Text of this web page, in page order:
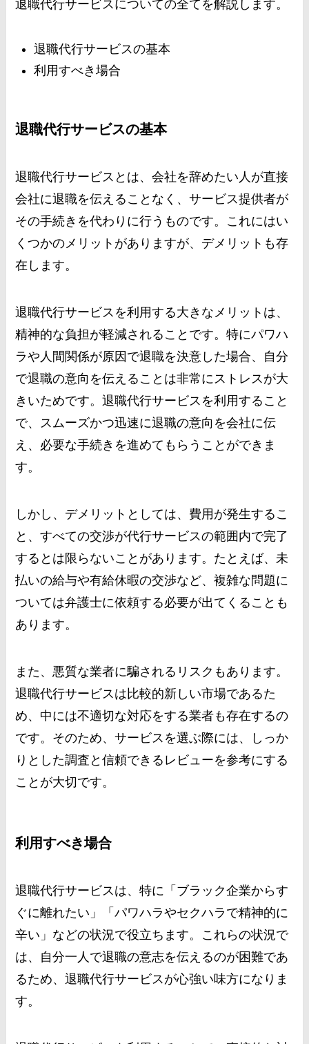
退職代行サービスについての全てを解説します。
退職代行サービスの基本
利用すべき場合
退職代行サービスの基本
退職代行サービスとは、会社を辞めたい人が直接
会社に退職を伝えることなく、サービス提供者が
その手続きを代わりに行うものです。これにはい
くつかのメリットがありますが、デメリットも存
在します。
退職代行サービスを利用する大きなメリットは、
精神的な負担が軽減されることです。特にパワハ
ラや人間関係が原因で退職を決意した場合、自分
で退職の意向を伝えることは非常にストレスが大
きいためです。退職代行サービスを利用すること
で、スムーズかつ迅速に退職の意向を会社に伝
え、必要な手続きを進めてもらうことができま
す。
しかし、デメリットとしては、費用が発生するこ
と、すべての交渉が代行サービスの範囲内で完了
するとは限らないことがあります。たとえば、未
払いの給与や有給休暇の交渉など、複雑な問題に
ついては弁護士に依頼する必要が出てくることも
あります。
また、悪質な業者に騙されるリスクもあります。
退職代行サービスは比較的新しい市場であるた
め、中には不適切な対応をする業者も存在するの
です。そのため、サービスを選ぶ際には、しっか
りとした調査と信頼できるレビューを参考にする
ことが大切です。
利用すべき場合
退職代行サービスは、特に「ブラック企業からす
ぐに離れたい」「パワハラやセクハラで精神的に
辛い」などの状況で役立ちます。これらの状況で
は、自分一人で退職の意志を伝えるのが困難であ
るため、退職代行サービスが心強い味方になりま
す。